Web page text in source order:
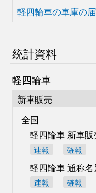
軽四輪車の車庫の
統計資料
軽四輪車
新車販売
全国
軽四輪車 新車販
速報 確報
軽四輪車 通称名
速報 確報